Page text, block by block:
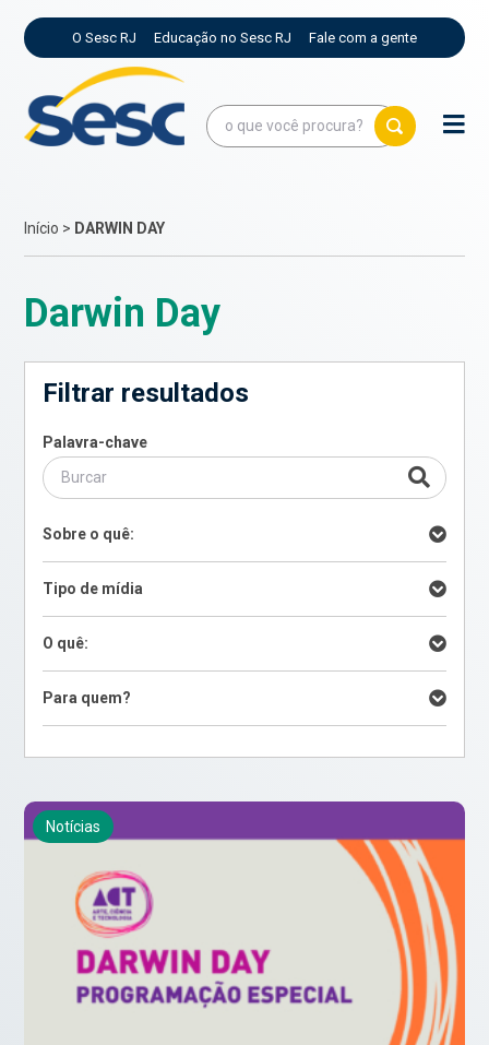
O Sesc RJ Educação no Sesc RJ Fale com a gente
Início > DARWIN DAY
Darwin Day
Filtrar resultados
Palavra-chave
Sobre o quê:
Tipo de mídia
O quê:
Para quem?
Notícias